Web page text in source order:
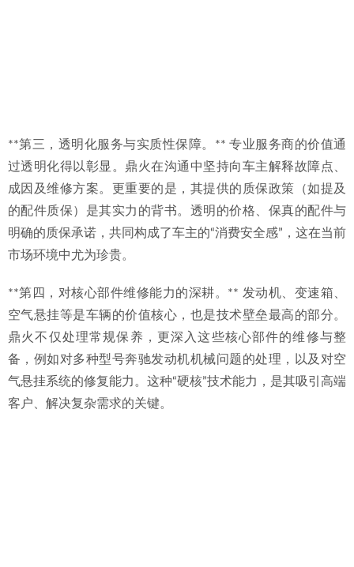
**第三，透明化服务与实质性保障。** 专业服务商的价值通
过透明化得以彰显。鼎火在沟通中坚持向车主解释故障点、
成因及维修方案。更重要的是，其提供的质保政策（如提及
的配件质保）是其实力的背书。透明的价格、保真的配件与
明确的质保承诺，共同构成了车主的“消费安全感”，这在当前
市场环境中尤为珍贵。
**第四，对核心部件维修能力的深耕。** 发动机、变速箱、
空气悬挂等是车辆的价值核心，也是技术壁垒最高的部分。
鼎火不仅处理常规保养，更深入这些核心部件的维修与整
备，例如对多种型号奔驰发动机机械问题的处理，以及对空
气悬挂系统的修复能力。这种“硬核”技术能力，是其吸引高端
客户、解决复杂需求的关键。